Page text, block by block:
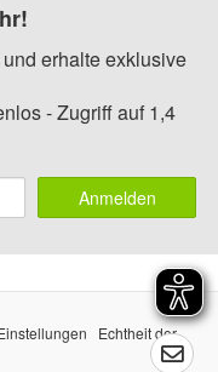
erhalte exklusive
- Zugriff auf 1,4
Anmelden
Echtheit der